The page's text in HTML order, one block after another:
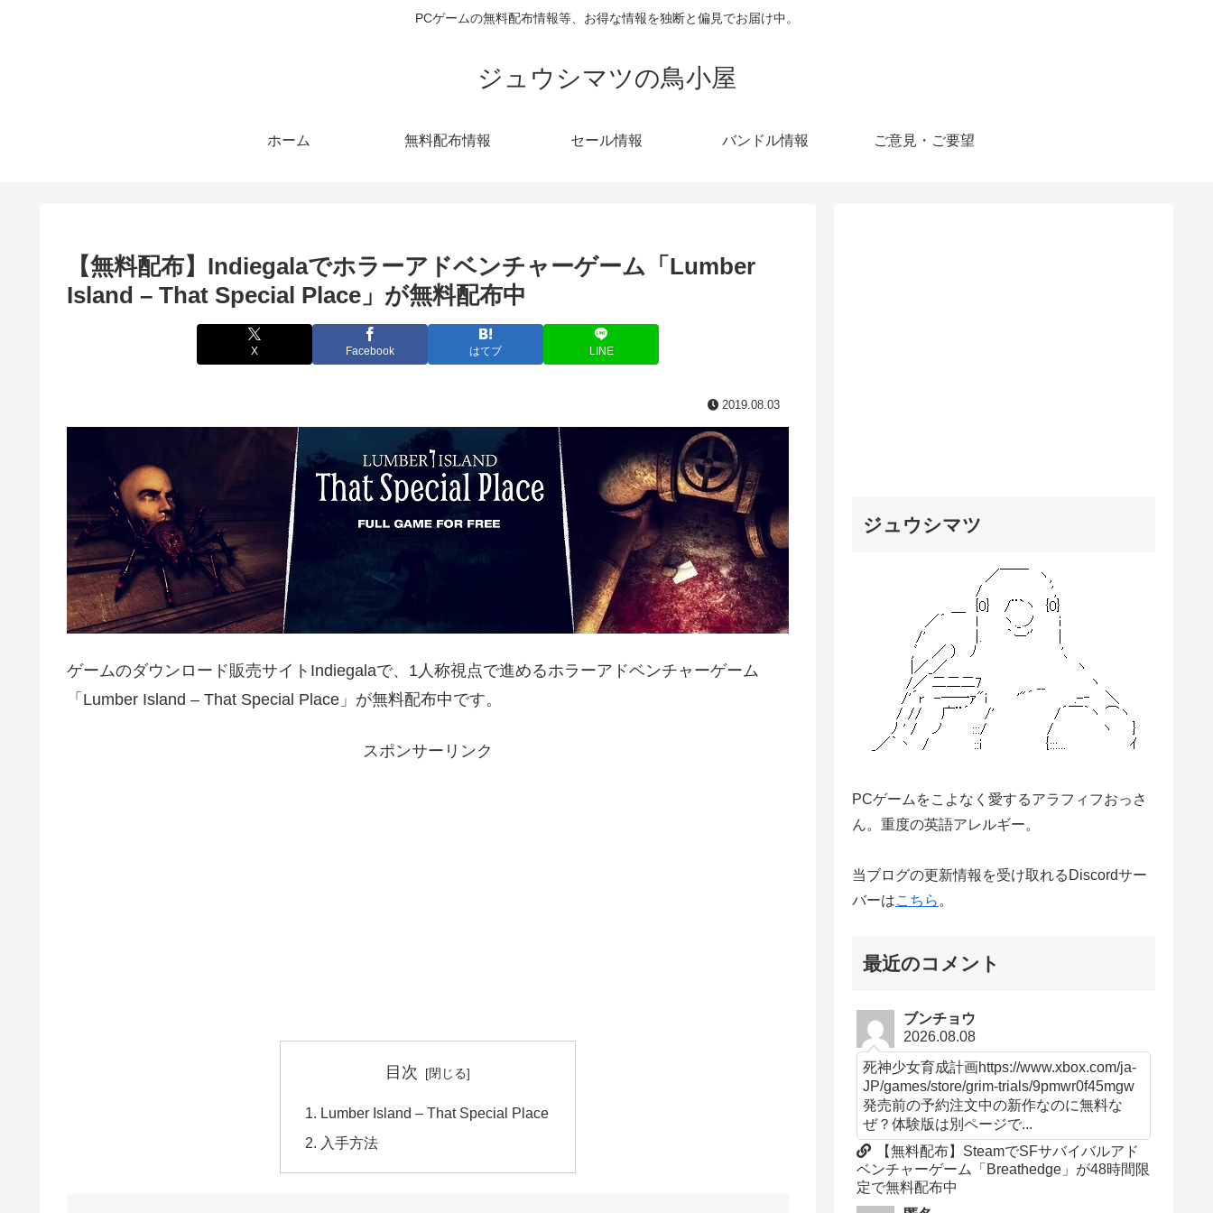
PCゲームの無料配布情報等、お得な情報を独断と偏見でお届け中。
ジュウシマツの鳥小屋
ホーム 無料配布情報 セール情報 バンドル情報 ご意見・ご要望
【無料配布】Indiegalaでホラーアドベンチャーゲーム「Lumber
Island – That Special Place」が無料配布中
X Facebook はてブ LINE
2019.08.03
ゲームのダウンロード販売サイトIndiegalaで、1人称視点で進めるホラーアドベンチャーゲーム
「Lumber Island – That Special Place」が無料配布中です。
スポンサーリンク
目次
Lumber Island – That Special Place
入手方法
ジュウシマツ
PCゲームをこよなく愛するアラフィフおっさ
ん。重度の英語アレルギー。
当ブログの更新情報を受け取れるDiscordサー
バーはこちら 。
最近のコメント
ブンチョウ
2026.08.08
死神少女育成計画https://www.xbox.com/ja-
JP/games/store/grim-trials/9pmwr0f45mgw
発売前の予約注文中の新作なのに無料な
ぜ？体験版は別ページで...
【無料配布】SteamでSFサバイバルアド
ベンチャーゲーム「Breathedge」が48時間限
定で無料配布中